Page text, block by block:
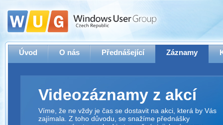
Úvod O nás Přednášející Záznamy
Videozáznamy z akcí
Víme, že ne vždy je čas se dostavit na akci, která by Vás
zajímala. Z toho důvodu, se snažíme přednášky